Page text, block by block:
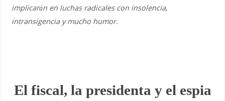
implicarán en luchas radicales con insolencia,
intransigencia y mucho humor.
El fiscal, la presidenta y el espia